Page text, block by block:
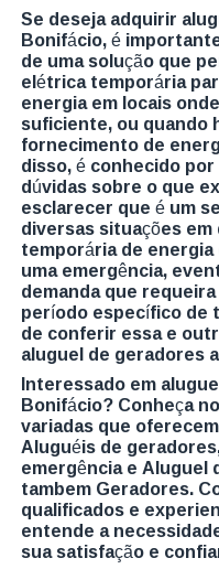
Se deseja adquirir
Bonifácio, é
de uma solução que
elétrica temporária
energia em locais
suficiente, ou quando
fornecimento de
disso, é conhecido
dúvidas sobre o que
esclarecer que é um
diversas situações
temporária de
uma emergência,
demanda que
período específico de
de conferir essa e
aluguel de geradores
Interessado em
Bonifácio? Conheça
variadas que
Aluguéis de
emergência e Aluguel
tambem Geradores.
qualificados e
entende a
sua satisfação e